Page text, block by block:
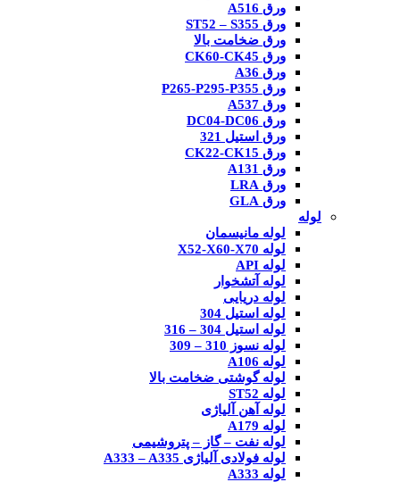
ورق A516
ورق ST52 – S355
ورق ضخامت بالا
ورق CK60-CK45
ورق A36
ورق P265-P295-P355
ورق A537
ورق DC04-DC06
ورق استیل 321
ورق CK22-CK15
ورق A131
ورق LRA
ورق GLA
لوله
لوله مانیسمان
لوله X52-X60-X70
لوله API
لوله آتشخوار
لوله دریایی
لوله استیل 304
لوله استیل 304 – 316
لوله نسوز 310 – 309
لوله A106
لوله گوشتی ضخامت بالا
لوله ST52
لوله آهن آلیاژی
لوله A179
لوله نفت – گاز – پتروشیمی
لوله فولادی آلیاژی A333 – A335
لوله A333